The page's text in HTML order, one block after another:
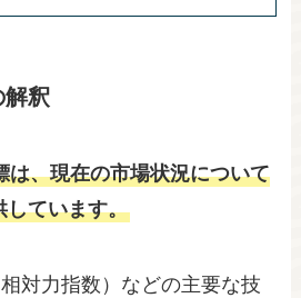
解釈
は、現在の市場状況について
しています。
対力指数）などの主要な技